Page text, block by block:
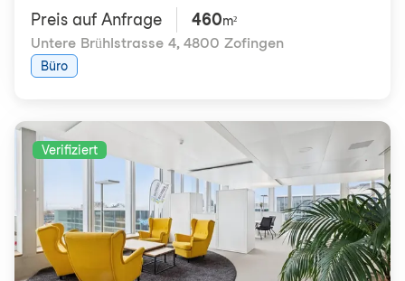
Preis auf Anfrage 460m²
Untere Brühlstrasse 4, 4800 Zofingen
Büro
Verifiziert